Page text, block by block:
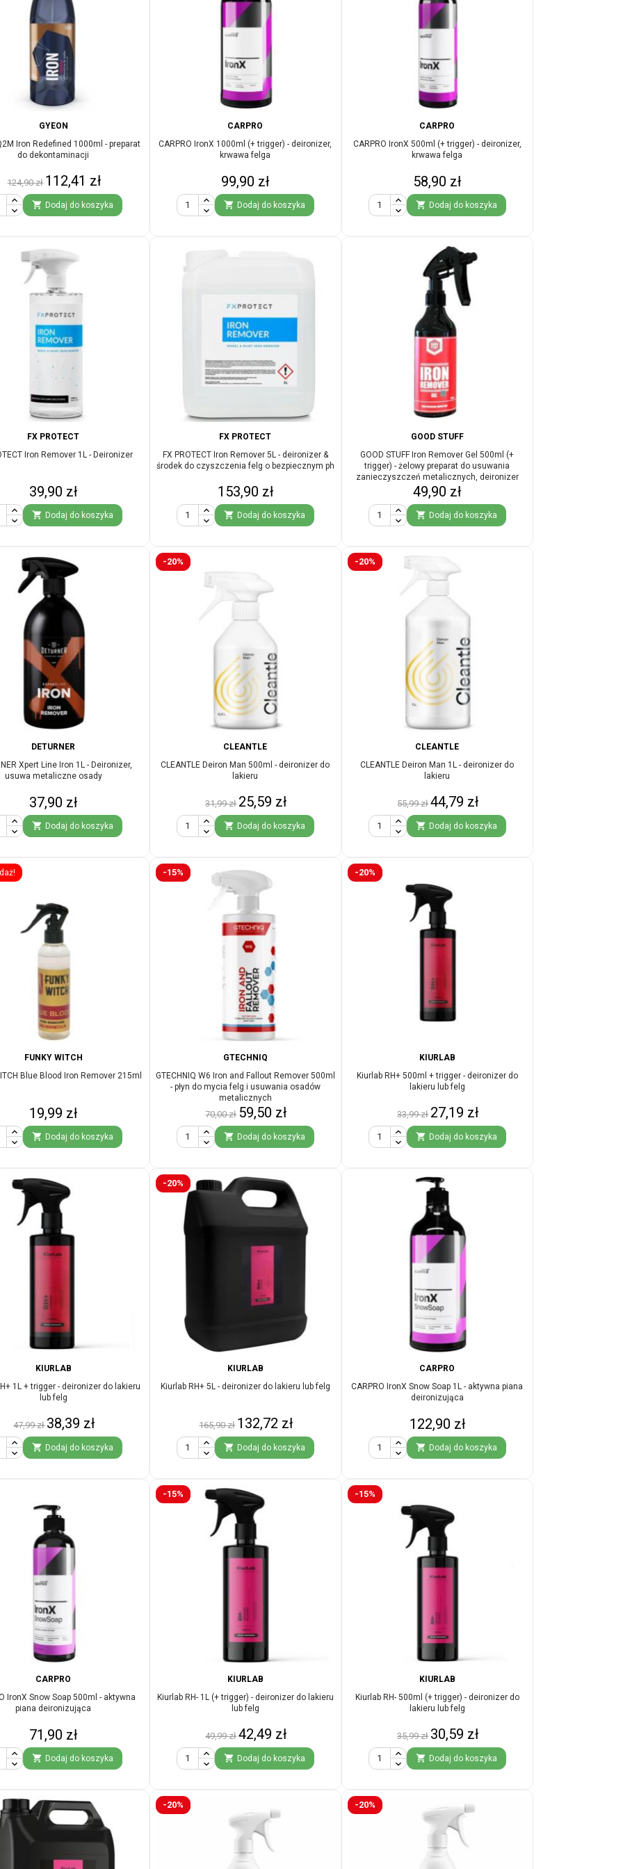
GYEON
Iron Redefined 1000ml - preparat
do dekontaminacji
Cena
podstawowa
124,90 zł Cena
112,41 zł
 Dodaj do koszyka
CARPRO
CARPRO IronX 1000ml (+ trigger) - deironizer,
krwawa felga
Cena
99,90 zł
 Dodaj do koszyka
CARPRO
CARPRO IronX 500ml (+ trigger) - deironizer,
krwawa felga
Cena
58,90 zł
 Dodaj do koszyka
FX PROTECT
Iron Remover 1L - Deironizer
Cena
39,90 zł
 Dodaj do koszyka
FX PROTECT
FX PROTECT Iron Remover 5L - deironizer &
środek do czyszczenia felg o bezpiecznym ph
Cena
153,90 zł
 Dodaj do koszyka
GOOD STUFF
GOOD STUFF Iron Remover Gel 500ml (+
trigger) - żelowy preparat do usuwania
zanieczyszczeń metalicznych, deironizer
Cena
49,90 zł
 Dodaj do koszyka
DETURNER
Xpert Line Iron 1L - Deironizer,
usuwa metaliczne osady
Cena
37,90 zł
 Dodaj do koszyka
-20%
CLEANTLE
CLEANTLE Deiron Man 500ml - deironizer do
lakieru
Cena
podstawowa
31,99 zł Cena
25,59 zł
 Dodaj do koszyka
-20%
CLEANTLE
CLEANTLE Deiron Man 1L - deironizer do
lakieru
Cena
podstawowa
55,99 złCena
44,79 zł
 Dodaj do koszyka
FUNKY WITCH
Blue Blood Iron Remover 215ml
Cena
19,99 zł
 Dodaj do koszyka
-15%
GTECHNIQ
GTECHNIQ W6 Iron and Fallout Remover 500ml
- płyn do mycia felg i usuwania osadów
metalicznych
Cena
podstawowa
70,00 zł Cena
59,50 zł
 Dodaj do koszyka
-20%
KIURLAB
Kiurlab RH+ 500ml + trigger - deironizer do
lakieru lub felg
Cena
podstawowa
33,99 zł Cena
27,19 zł
 Dodaj do koszyka
KIURLAB
1L + trigger - deironizer do lakieru
lub felg
Cena
podstawowa
47,99 zł Cena
38,39 zł
 Dodaj do koszyka
-20%
KIURLAB
Kiurlab RH+ 5L - deironizer do lakieru lub felg
Cena
podstawowa
165,90 zł Cena
132,72 zł
 Dodaj do koszyka
CARPRO
CARPRO IronX Snow Soap 1L - aktywna piana
deironizująca
Cena
122,90 zł
 Dodaj do koszyka
CARPRO
IronX Snow Soap 500ml - aktywna
piana deironizująca
Cena
71,90 zł
 Dodaj do koszyka
-15%
KIURLAB
Kiurlab RH- 1L (+ trigger) - deironizer do lakieru
lub felg
Cena
podstawowa
49,99 złCena
42,49 zł
 Dodaj do koszyka
-15%
KIURLAB
Kiurlab RH- 500ml (+ trigger) - deironizer do
lakieru lub felg
Cena
podstawowa
35,99 zł Cena
30,59 zł
 Dodaj do koszyka
-20% -20%